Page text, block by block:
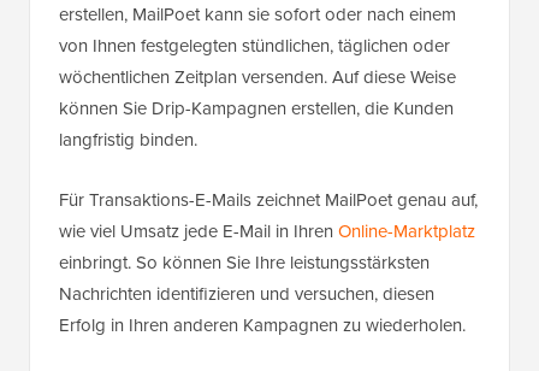
erstellen, MailPoet kann sie sofort oder nach einem
von Ihnen festgelegten stündlichen, täglichen oder
wöchentlichen Zeitplan versenden. Auf diese Weise
können Sie Drip-Kampagnen erstellen, die Kunden
langfristig binden.
Für Transaktions-E-Mails zeichnet MailPoet genau auf,
wie viel Umsatz jede E-Mail in Ihren Online-Marktplatz
einbringt. So können Sie Ihre leistungsstärksten
Nachrichten identifizieren und versuchen, diesen
Erfolg in Ihren anderen Kampagnen zu wiederholen.